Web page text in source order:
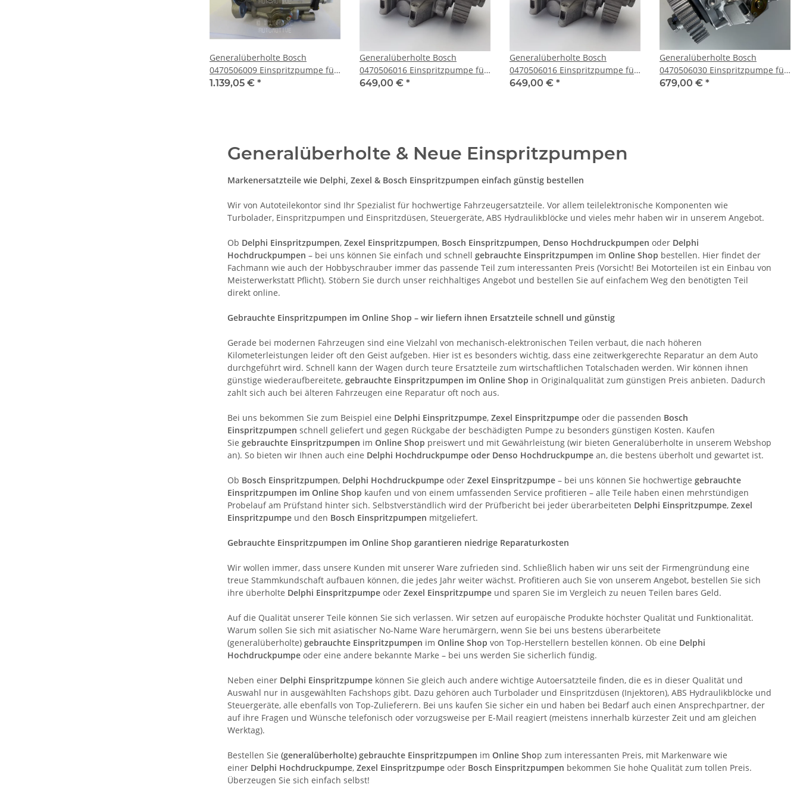
Generalüberholte Bosch
0470506009 Einspritzpumpe für
MAN & ASKAM (FARGO/DESOTO)
1.139,05 € *
Generalüberholte Bosch
0470506016 Einspritzpumpe für
AUDI A6 ALLROAD, A8 2.5TDI
649,00 € *
Generalüberholte Bosch
0470506016 Einspritzpumpe für
AUDI A6, A8 2.5TDI Quattro
649,00 € *
Generalüberholte Bosch
0470506030 Einspritzpumpe für
AUDI A4 & A6 2.5TDI
679,00 € *
Generalüberholte & Neue Einspritzpumpen
Markenersatzteile wie Delphi, Zexel & Bosch Einspritzpumpen einfach günstig bestellen
Wir von Autoteilekontor sind Ihr Spezialist für hochwertige Fahrzeugersatzteile. Vor allem teilelektronische Komponenten wie
Turbolader, Einspritzpumpen und Einspritzdüsen, Steuergeräte, ABS Hydraulikblöcke und vieles mehr haben wir in unserem Angebot.
Ob Delphi Einspritzpumpen, Zexel Einspritzpumpen, Bosch Einspritzpumpen, Denso Hochdruckpumpen oder Delphi
Hochdruckpumpen – bei uns können Sie einfach und schnell gebrauchte Einspritzpumpen im Online Shop bestellen. Hier findet der
Fachmann wie auch der Hobbyschrauber immer das passende Teil zum interessanten Preis (Vorsicht! Bei Motorteilen ist ein Einbau von
Meisterwerkstatt Pflicht). Stöbern Sie durch unser reichhaltiges Angebot und bestellen Sie auf einfachem Weg den benötigten Teil
direkt online.
Gebrauchte Einspritzpumpen im Online Shop – wir liefern ihnen Ersatzteile schnell und günstig
Gerade bei modernen Fahrzeugen sind eine Vielzahl von mechanisch-elektronischen Teilen verbaut, die nach höheren
Kilometerleistungen leider oft den Geist aufgeben. Hier ist es besonders wichtig, dass eine zeitwerkgerechte Reparatur an dem Auto
durchgeführt wird. Schnell kann der Wagen durch teure Ersatzteile zum wirtschaftlichen Totalschaden werden. Wir können ihnen
günstige wiederaufbereitete, gebrauchte Einspritzpumpen im Online Shop in Originalqualität zum günstigen Preis anbieten. Dadurch
zahlt sich auch bei älteren Fahrzeugen eine Reparatur oft noch aus.
Bei uns bekommen Sie zum Beispiel eine Delphi Einspritzpumpe, Zexel Einspritzpumpe oder die passenden Bosch
Einspritzpumpen schnell geliefert und gegen Rückgabe der beschädigten Pumpe zu besonders günstigen Kosten. Kaufen
Sie gebrauchte Einspritzpumpen im Online Shop preiswert und mit Gewährleistung (wir bieten Generalüberholte in unserem Webshop
an). So bieten wir Ihnen auch eine Delphi Hochdruckpumpe oder Denso Hochdruckpumpe an, die bestens überholt und gewartet ist.
Ob Bosch Einspritzpumpen, Delphi Hochdruckpumpe oder Zexel Einspritzpumpe – bei uns können Sie hochwertige gebrauchte
Einspritzpumpen im Online Shop kaufen und von einem umfassenden Service profitieren – alle Teile haben einen mehrstündigen
Probelauf am Prüfstand hinter sich. Selbstverständlich wird der Prüfbericht bei jeder überarbeiteten Delphi Einspritzpumpe, Zexel
Einspritzpumpe und den Bosch Einspritzpumpen mitgeliefert.
Gebrauchte Einspritzpumpen im Online Shop garantieren niedrige Reparaturkosten
Wir wollen immer, dass unsere Kunden mit unserer Ware zufrieden sind. Schließlich haben wir uns seit der Firmengründung eine
treue Stammkundschaft aufbauen können, die jedes Jahr weiter wächst. Profitieren auch Sie von unserem Angebot, bestellen Sie sich
ihre überholte Delphi Einspritzpumpe oder Zexel Einspritzpumpe und sparen Sie im Vergleich zu neuen Teilen bares Geld.
Auf die Qualität unserer Teile können Sie sich verlassen. Wir setzen auf europäische Produkte höchster Qualität und Funktionalität.
Warum sollen Sie sich mit asiatischer No-Name Ware herumärgern, wenn Sie bei uns bestens überarbeitete
(generalüberholte) gebrauchte Einspritzpumpen im Online Shop von Top-Herstellern bestellen können. Ob eine Delphi
Hochdruckpumpe oder eine andere bekannte Marke – bei uns werden Sie sicherlich fündig.
Neben einer Delphi Einspritzpumpe können Sie gleich auch andere wichtige Autoersatzteile finden, die es in dieser Qualität und
Auswahl nur in ausgewählten Fachshops gibt. Dazu gehören auch Turbolader und Einspritzdüsen (Injektoren), ABS Hydraulikblöcke und
Steuergeräte, alle ebenfalls von Top-Zulieferern. Bei uns kaufen Sie sicher ein und haben bei Bedarf auch einen Ansprechpartner, der
auf ihre Fragen und Wünsche telefonisch oder vorzugsweise per E-Mail reagiert (meistens innerhalb kürzester Zeit und am gleichen
Werktag).
Bestellen Sie (generalüberholte) gebrauchte Einspritzpumpen im Online Shop zum interessanten Preis, mit Markenware wie
einer Delphi Hochdruckpumpe, Zexel Einspritzpumpe oder Bosch Einspritzpumpen bekommen Sie hohe Qualität zum tollen Preis.
Überzeugen Sie sich einfach selbst!